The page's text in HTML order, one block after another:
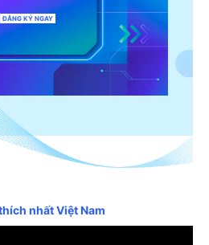
ĐĂNG KÝ NGAY
nhất Việt Nam